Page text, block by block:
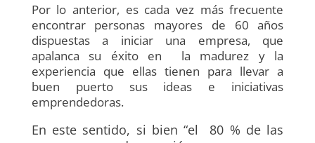
Por lo anterior, es cada vez más frecuente
encontrar personas mayores de 60 años
dispuestas a iniciar una empresa, que
apalanca su éxito en la madurez y la
experiencia que ellas tienen para llevar a
buen puerto sus ideas e iniciativas
emprendedoras.
En este sentido, si bien “el 80 % de las